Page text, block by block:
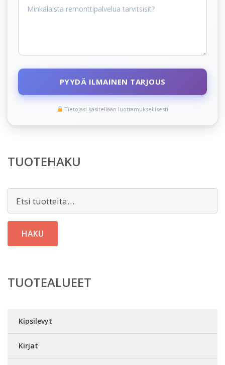
PYYDÄ ILMAINEN TARJOUS
Tietojasi käsitellään luottamuksellisesti
TUOTEHAKU
HAKU
TUOTEALUEET
Kipsilevyt
Kirjat